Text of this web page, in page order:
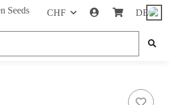
CHF DE